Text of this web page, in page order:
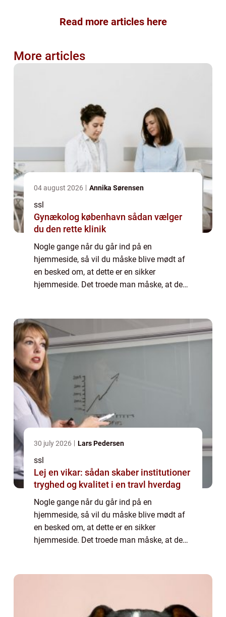
Read more articles here
More articles
04 august 2026 Annika Sørensen
ssl
Gynækolog københavn sådan vælger
du den rette klinik
Nogle gange når du går ind på en
hjemmeside, så vil du måske blive mødt af
en besked om, at dette er en sikker
hjemmeside. Det troede man måske, at de
ikke skal v...
30 july 2026 Lars Pedersen
ssl
Lej en vikar: sådan skaber institutioner
tryghed og kvalitet i en travl hverdag
Nogle gange når du går ind på en
hjemmeside, så vil du måske blive mødt af
en besked om, at dette er en sikker
hjemmeside. Det troede man måske, at de